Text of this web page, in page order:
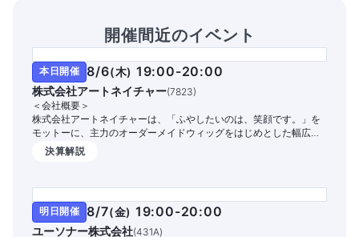
開催間近のイベント
本日開催 8/6(木) 19:00-20:00
株式会社アートネイチャー(7823)
＜会社概要＞
株式会社アートネイチャーは、「ふやしたいのは、笑顔です。」を
モットーに、主力のオーダーメイドウィッグをはじめとした幅広い
商品・サービスを提供する国内シェアNo.1の総合毛髪企業です。
決算解説
明日開催 8/7(金) 19:00-20:00
ユーソナー株式会社(431A)